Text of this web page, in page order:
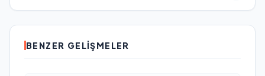
BENZER GELIŞMELER